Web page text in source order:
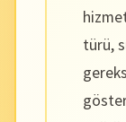
türü,